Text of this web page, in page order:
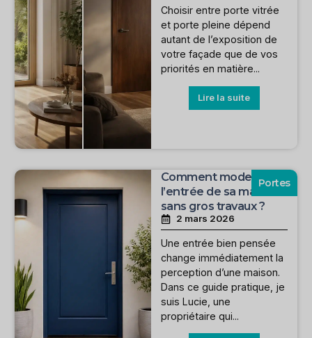
Choisir entre porte vitrée
et porte pleine dépend
autant de l’exposition de
votre façade que de vos
priorités en matière...
Lire la suite
Portes
Comment moderniser
l’entrée de sa maison
sans gros travaux ?
2 mars 2026
Une entrée bien pensée
change immédiatement la
perception d’une maison.
Dans ce guide pratique, je
suis Lucie, une
propriétaire qui...